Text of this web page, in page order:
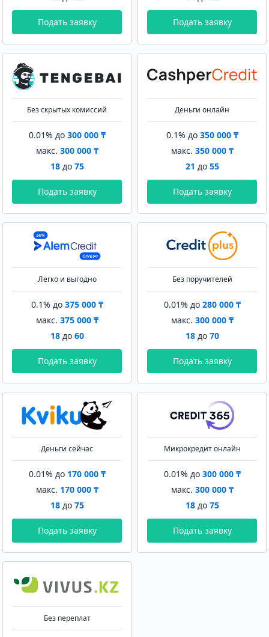
Подать заявку Подать заявку
Без скрытых комиссий
0.01% до 300 000 ₸
макс. 300 000 ₸
18до 75
Подать заявку
Деньги онлайн
0.1% до 350 000 ₸
макс. 350 000 ₸
21 до 55
Подать заявку
Легко и выгодно
0.1% до 375 000 ₸
макс. 375 000 ₸
18до 60
Подать заявку
Без поручителей
0.01% до 280 000 ₸
макс. 300 000 ₸
18до 70
Подать заявку
Деньги сейчас
0.01% до 170 000 ₸
макс. 170 000 ₸
18до 75
Подать заявку
Микрокредит онлайн
0.01% до 300 000 ₸
макс. 300 000 ₸
18до 75
Подать заявку
Без переплат